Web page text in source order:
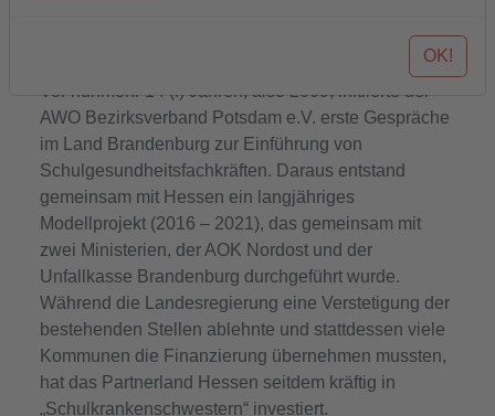
Vor nunmehr 14 (!) Jahren, also 2009, initiierte der
AWO Bezirksverband Potsdam e.V. erste Gespräche
im Land Brandenburg zur Einführung von
Schulgesundheitsfachkräften. Daraus entstand
gemeinsam mit Hessen ein langjähriges
Modellprojekt (2016 – 2021), das gemeinsam mit
zwei Ministerien, der AOK Nordost und der
Unfallkasse Brandenburg durchgeführt wurde.
Während die Landesregierung eine Verstetigung der
bestehenden Stellen ablehnte und stattdessen viele
Kommunen die Finanzierung übernehmen mussten,
hat das Partnerland Hessen seitdem kräftig in
„Schulkrankenschwestern“ investiert.
OK!